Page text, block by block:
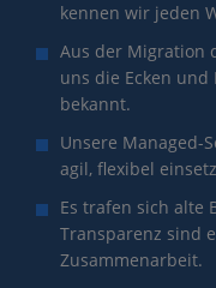
kennen wir jeden
Aus der Migration
uns die Ecken
bekannt.
Unsere Managed-
agil, flexibel
Es trafen sich alte
Transparenz sind
Zusammenarbeit.